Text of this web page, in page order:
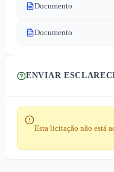
Documento
Documento
ENVIAR
Esta licitação não está